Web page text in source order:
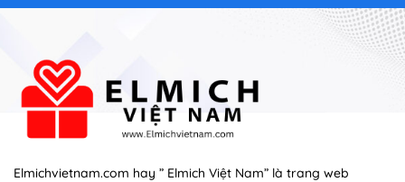
Elmichvietnam.com hay ” Elmich Việt Nam” là trang web